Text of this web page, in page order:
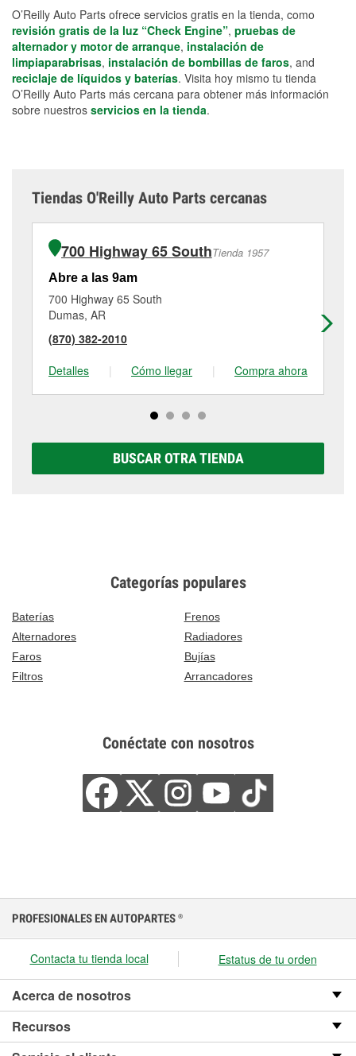
O’Reilly Auto Parts ofrece servicios gratis en la tienda, como
revisión gratis de la luz “Check Engine”, pruebas de
alternador y motor de arranque, instalación de
limpiaparabrisas, instalación de bombillas de faros, and
reciclaje de líquidos y baterías. Visita hoy mismo tu tienda
O’Reilly Auto Parts más cercana para obtener más información
sobre nuestros servicios en la tienda.
Tiendas O'Reilly Auto Parts cercanas
700 Highway 65 SouthTienda 1957
Abre a las 9am
700 Highway 65 South
Dumas, AR
(870) 382-2010
Detalles
| Cómo llegar | Compra ahora
BUSCAR OTRA TIENDA
Categorías populares
Baterías
Frenos
Alternadores
Radiadores
Faros
Bujías
Filtros
Arrancadores
Conéctate con nosotros
PROFESIONALES EN AUTOPARTES ®
Contacta tu tienda local Estatus de tu orden
Acerca de nosotros
Recursos